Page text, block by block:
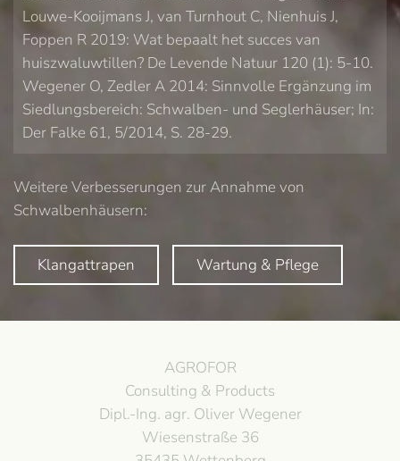
Louwe-Kooijmans J, van Turnhout C, Nienhuis J,
Foppen R 2019: Wat bepaalt het succes van
huiszwaluwtillen? De Levende Natuur 120 (1): 5-10.
Wegener O, Zedler A 2014: Sinnvolle Ergänzung im
Siedlungsbereich: Schwalben- und Seglerhäuser; In:
Der Falke 61, 5/2014, S. 28-29.
Weitere Verbesserungen zur Annahme von
Schwalbenhäusern:
Klangattrapen Wartung & Pflege
AGROFOR
Consulting & Products
Dipl.-Ing. agr. Oliver Wegener
Wiesenstraße 36